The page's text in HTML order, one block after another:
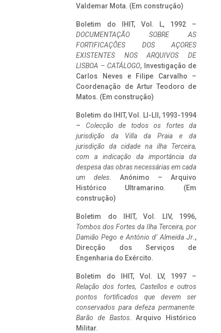
Valdemar Mota. (Em construção)
Boletim do IHIT, Vol. L, 1992 –
DOCUMENTAÇÃO SOBRE AS
FORTIFICAÇÕES DOS AÇORES
EXISTENTES NOS ARQUIVOS DE
LISBOA – CATÁLOGO, Investigação de
Carlos Neves e Filipe Carvalho –
Coordenação de Artur Teodoro de
Matos. (Em construção)
Boletim do IHIT, Vol. LI-LII, 1993-1994
– Colecção de todos os fortes da
jurisdição da Villa da Praia e da
jurisdição da cidade na ilha Terceira,
com a indicação da importância da
despesa das obras necessárias em cada
um deles. Anónimo – Arquivo
Histórico Ultramarino. (Em
construção)
Boletim do IHIT, Vol. LIV, 1996,
Tombos dos Fortes da Ilha Terceira, por
Damião Pego e António d’ Almeida Jr.,
Direcção dos Serviços de
Engenharia do Exército.
Boletim do IHIT, Vol. LV, 1997 –
Relação dos fortes, Castellos e outros
pontos fortificados que devem ser
conservados para defeza permanente.
Barão de Bastos. Arquivo Histórico
Militar.